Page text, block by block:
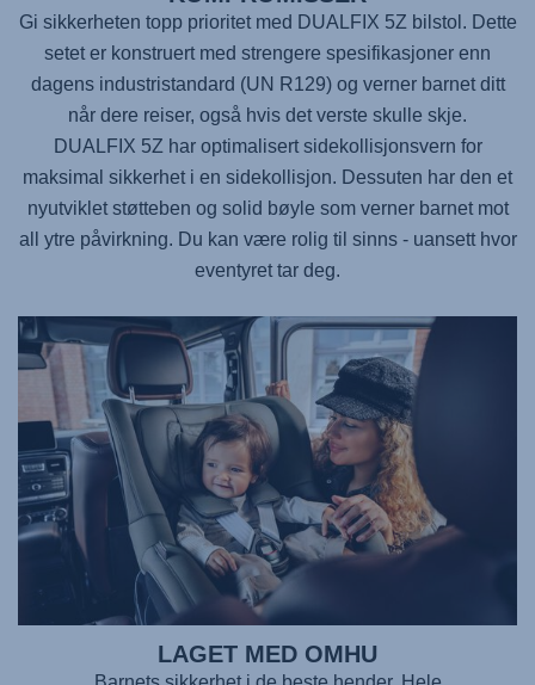
Gi sikkerheten topp prioritet med DUALFIX 5Z bilstol. Dette
setet er konstruert med strengere spesifikasjoner enn
dagens industristandard (UN R129) og verner barnet ditt
når dere reiser, også hvis det verste skulle skje.
DUALFIX 5Z har optimalisert sidekollisjonsvern for
maksimal sikkerhet i en sidekollisjon. Dessuten har den et
nyutviklet støtteben og solid bøyle som verner barnet mot
all ytre påvirkning. Du kan være rolig til sinns - uansett hvor
eventyret tar deg.
LAGET MED OMHU